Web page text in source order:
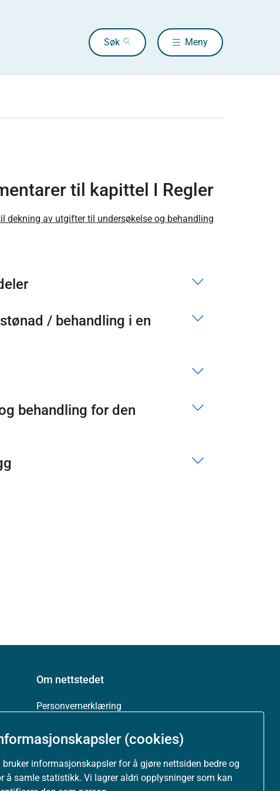
(cookies)
bruker informasjonskapsler for å gjøre nettsiden bedre og
å samle statistikk. Vi lagrer aldri opplysninger som kan
Søk Meny
til kapittel I Regler
dekning av utgifter til undersøkelse og behandling
behandling for den
Om nettstedet
Personvernerklæring
Tilgjengelighetserklæring (uustatus.no)
Besøksstatistikk og informasjonskapsler